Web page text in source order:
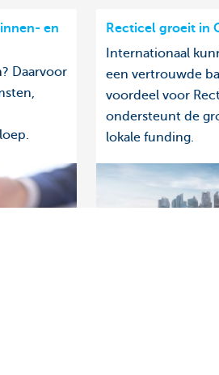
en
Daarvoor
Recticel groeit in
Internationaal
een vertrouwde
voordeel voor
ondersteunt de
lokale funding.